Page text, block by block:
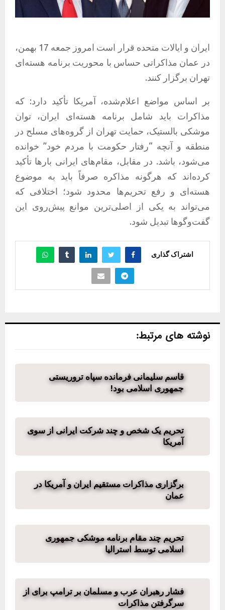
ایران و ایالات متحده قرار است امروز جمعه 17 بهمن،
در عمان مذاکراتی حساس با محوریت برنامه هسته‌ای
تهران برگزار کنند.
بر اساس مواضع اعلام‌شده، آمریکا تأکید دارد: که
مذاکرات باید شامل برنامه هسته‌ای ایران، توان
موشکی بالستیک، حمایت تهران از گروه‌های مسلح در
منطقه و آنچه “رفتار حکومت با مردم خود” خوانده
می‌شود، باشد. در مقابل، مقام‌های ایرانی بارها تأکید
کرده‌اند که هرگونه مذاکره صرفاً باید به موضوع
هسته‌ای و رفع تحریم‌ها محدود شود؛ اختلافی که
می‌تواند به یکی از اصلی‌ترین موانع پیش‌روی این
گفت‌وگوها تبدیل شود.
اشتراک گذاری
نوشته های مرتبط:
قاسم سلیمانی فرمانده سپاه تروریستی
جمهوری اسلامی بود!
تحریم یک شخص و چند شرکت ایرانی از سوی
آمریکا
برگزاری مذاکرات مستقیم ایران و آمریکا در
عمان
تحریم چند مقام برنامه موشکی جمهوری
اسلامی توسط استرالیا
فشار رهبران عرب و مسلمان بر ترامپ برای از
سرگرفتن مذاکرات